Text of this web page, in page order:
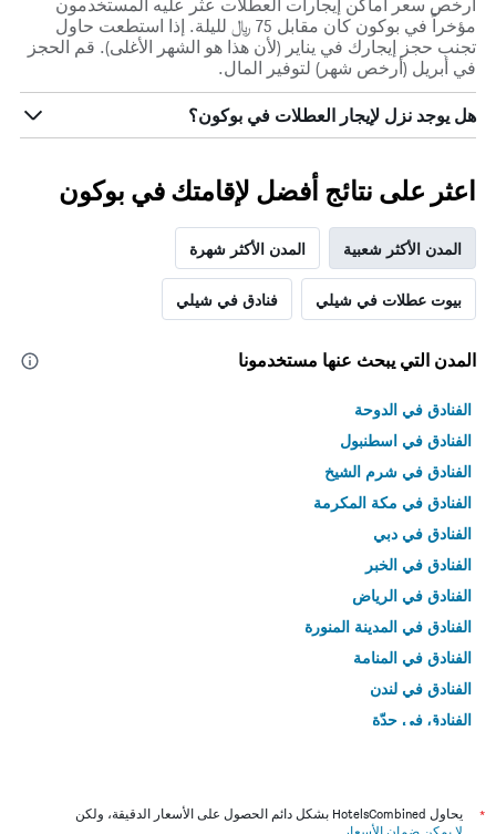
أرخص سعر أماكن إيجارات العطلات عثر عليه المستخدمون
مؤخراً في بوكون كان مقابل 75 ﷼ لليلة. إذا استطعت حاول
تجنب حجز إيجارك في يناير (لأن هذا هو الشهر الأغلى). قم الحجز
في أبريل (أرخص شهر) لتوفير المال.
هل يوجد نزل لإيجار العطلات في بوكون؟
اعثر على نتائج أفضل لإقامتك في بوكون
المدن الأكثر شعبية المدن الأكثر شهرة
بيوت عطلات في شيلي فنادق في شيلي
المدن التي يبحث عنها مستخدمونا
الفنادق في الدوحة
الفنادق في اسطنبول
الفنادق في شرم الشيخ
الفنادق في مكة المكرمة
الفنادق في دبي
الفنادق في الخبر
الفنادق في الرياض
الفنادق في المدينة المنورة
الفنادق في المنامة
الفنادق في لندن
الفنادق في جدّة
*
يحاول HotelsCombined بشكل دائم الحصول على الأسعار الدقيقة، ولكن